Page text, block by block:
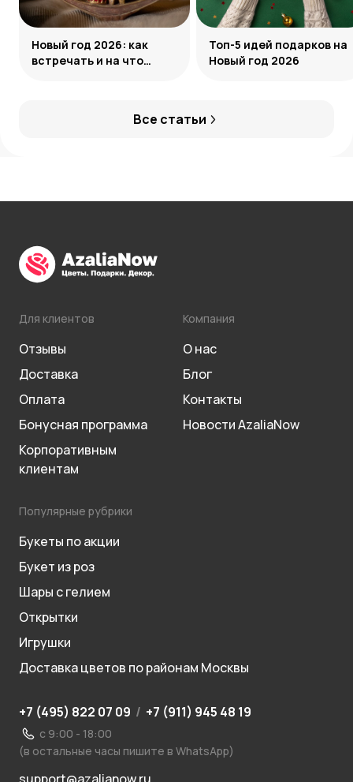
Все статьи
Новый год 2026: как
встречать и на что
Топ-5 идей подарков на
Новый год 2026
Для клиентов
Отзывы
Доставка
Оплата
Бонусная программа
Корпоративным
клиентам
Компания
О нас
Блог
Контакты
Новости AzaliaNow
Популярные рубрики
Букеты по акции
Букет из роз
Шары с гелием
Открытки
Игрушки
Доставка цветов по районам Москвы
+7 (495) 822 07 09 / +7 (911) 945 48 19
с 9:00 - 18:00
(в остальные часы пишите в WhatsApp)